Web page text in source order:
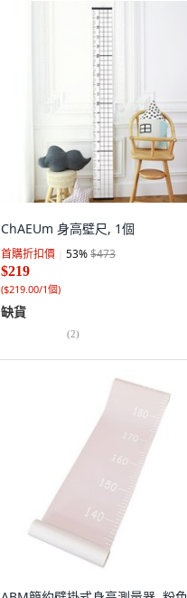
ChAEUm 身高壁尺, 1個
首購折扣價 53%$473
$219
($219.00/1個)
缺貨
(2)